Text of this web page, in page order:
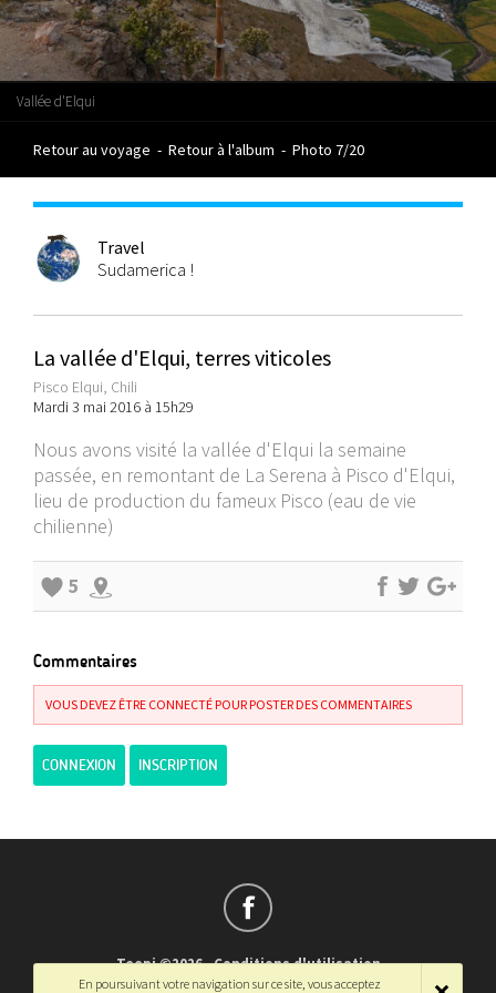
Vallée d'Elqui
Retour au voyage - Retour à l'album - Photo 7/20
Travel
Sudamerica !
La vallée d'Elqui, terres viticoles
Pisco Elqui, Chili
Mardi 3 mai 2016 à 15h29
Nous avons visité la vallée d'Elqui la semaine
passée, en remontant de La Serena à Pisco d'Elqui,
lieu de production du fameux Pisco (eau de vie
chilienne)
5
Commentaires
VOUS DEVEZ ÊTRE CONNECTÉ POUR POSTER DES COMMENTAIRES
CONNEXION INSCRIPTION
Teepi ©2026-Conditions d'utilisation
En poursuivant votre navigation sur ce site, vous acceptez